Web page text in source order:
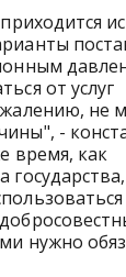
от услуг
не
-
время, как
нужно